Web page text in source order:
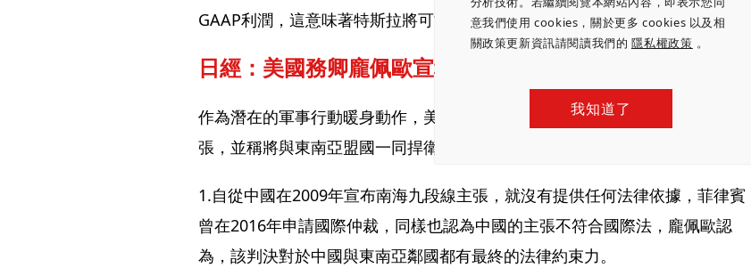
意我們使用 cookies，關於更多 cookies 以及相
關政策更新資訊請閱讀我們的 隱私權政策 。
我知道了
GAAP利潤，這意味著特斯拉將可能被納入標普500指數。（詳全文）
日經：美國務卿龐佩歐宣稱中國的南海九段線主張不合法
作為潛在的軍事行動暖身動作，美國國務卿龐佩歐公開否定中國的南海九段線主
張，並稱將與東南亞盟國一同捍衛其對海上資源的主權。
1.自從中國在2009年宣布南海九段線主張，就沒有提供任何法律依據，菲律賓
曾在2016年申請國際仲裁，同樣也認為中國的主張不符合國際法，龐佩歐認
為，該判決對於中國與東南亞鄰國都有最終的法律約束力。